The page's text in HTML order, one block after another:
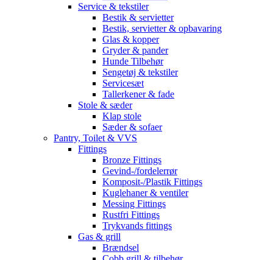
Service & tekstiler
Bestik & servietter
Bestik, servietter & opbavaring
Glas & kopper
Gryder & pander
Hunde Tilbehør
Sengetøj & tekstiler
Servicesæt
Tallerkener & fade
Stole & sæder
Klap stole
Sæder & sofaer
Pantry, Toilet & VVS
Fittings
Bronze Fittings
Gevind-/fordelerrør
Komposit-/Plastik Fittings
Kuglehaner & ventiler
Messing Fittings
Rustfri Fittings
Trykvands fittings
Gas & grill
Brændsel